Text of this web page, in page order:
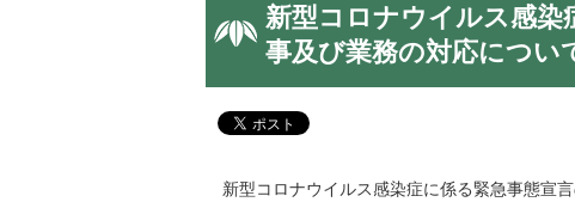
新型コロナウイルス感染
事及び業務の対応につい
新型コロナウイルス感染症に係る緊急事態宣